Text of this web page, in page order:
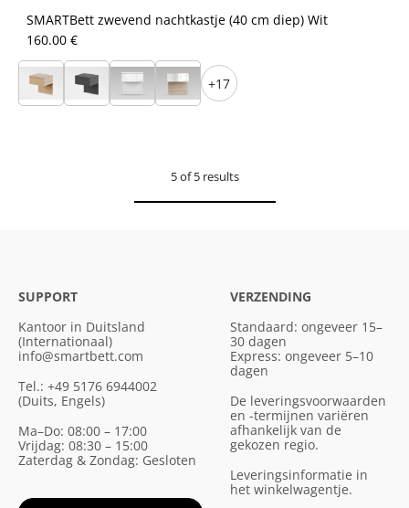
SMARTBett zwevend nachtkastje (40 cm diep) Wit
160.00 €
+17
5 of 5 results
SUPPORT
Kantoor in Duitsland
(Internationaal)
info@smartbett.com
Tel.: +49 5176 6944002
(Duits, Engels)
Ma–Do: 08:00 – 17:00
Vrijdag: 08:30 – 15:00
Zaterdag & Zondag: Gesloten
VERZENDING
Standaard: ongeveer 15–
30 dagen
Express: ongeveer 5–10
dagen
De leveringsvoorwaarden
en -termijnen variëren
afhankelijk van de
gekozen regio.
Leveringsinformatie in
het winkelwagentje.